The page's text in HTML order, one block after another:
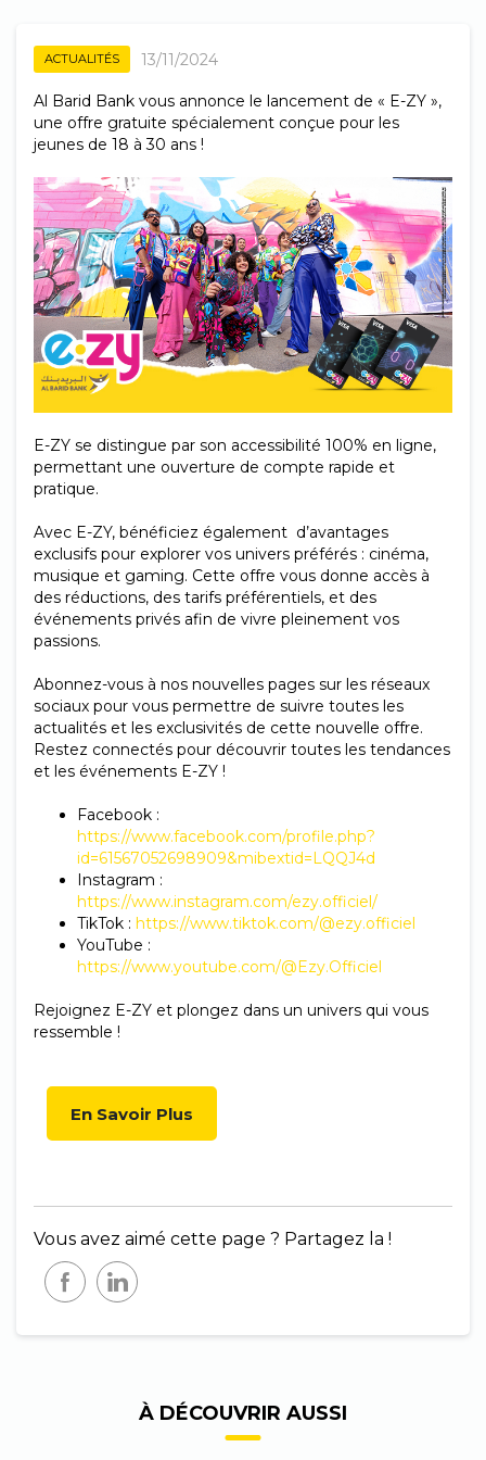
ACTUALITÉS 13/11/2024
Al Barid Bank vous annonce le lancement de « E-ZY »,
une offre gratuite spécialement conçue pour les
jeunes de 18 à 30 ans !
E-ZY se distingue par son accessibilité 100% en ligne,
permettant une ouverture de compte rapide et
pratique.
Avec E-ZY, bénéficiez également d’avantages
exclusifs pour explorer vos univers préférés : cinéma,
musique et gaming. Cette offre vous donne accès à
des réductions, des tarifs préférentiels, et des
événements privés afin de vivre pleinement vos
passions.
Abonnez-vous à nos nouvelles pages sur les réseaux
sociaux pour vous permettre de suivre toutes les
actualités et les exclusivités de cette nouvelle offre.
Restez connectés pour découvrir toutes les tendances
et les événements E-ZY !
Facebook :
https://www.facebook.com/profile.php?
id=61567052698909&mibextid=LQQJ4d
Instagram :
https://www.instagram.com/ezy.officiel/
TikTok : https://www.tiktok.com/@ezy.officiel
YouTube :
https://www.youtube.com/@Ezy.Officiel
Rejoignez E-ZY et plongez dans un univers qui vous
ressemble !
En Savoir Plus
Vous avez aimé cette page ? Partagez la !
À DÉCOUVRIR AUSSI